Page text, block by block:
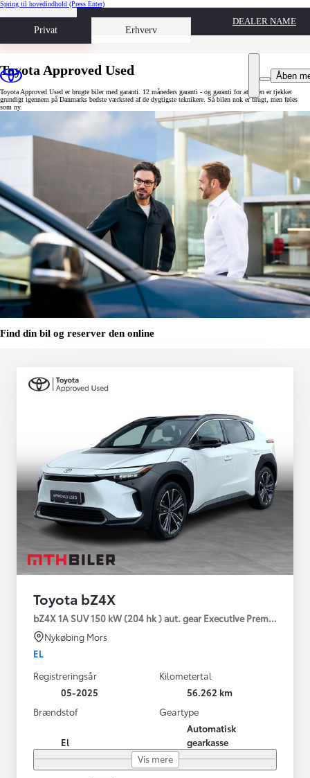
Spring til hovedindhold (Press Enter)
Privat Erhverv
Book prøvetur
DEALER NAME
Åben
Toyota Approved Used
Toyota Approved Used er brugte biler med garanti. 12 måneders garanti - og garanti for at bilen er tjekket
grundigt igennem på Danmarks bedste værksted af de dygtigste teknikere. Så bilen nok er brugt, men føles
som ny.
Find din bil og reserver den online
Toyota bZ4X
bZ4X 1A SUV 150 kW (204 hk ) aut. gear Executive Premium
Nykøbing Mors
EL
Registreringsår
05-2025
Kilometertal
56.262 km
Brændstof
El
Geartype
Automatisk
gearkasse
Vis mere